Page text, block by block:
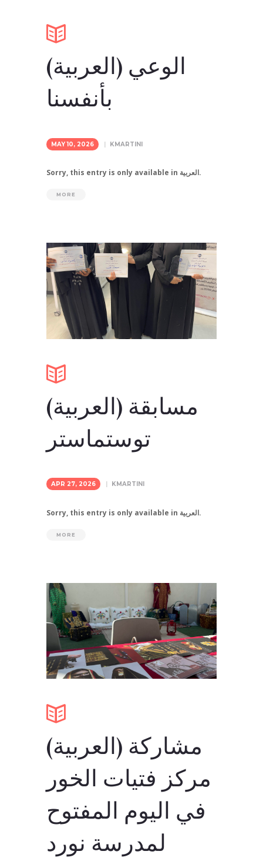
(العربية) الوعي
بأنفسنا
MAY 10, 2026 KMARTINI
Sorry, this entry is only available in العربية.
MORE
(العربية) مسابقة
توستماستر
APR 27, 2026 KMARTINI
Sorry, this entry is only available in العربية.
MORE
(العربية) مشاركة
مركز فتيات الخور
في اليوم المفتوح
لمدرسة نورد